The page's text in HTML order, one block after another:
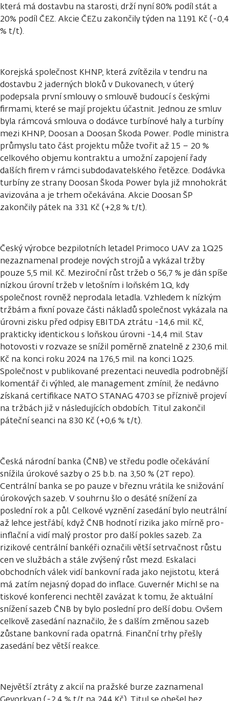
která má dostavbu na starosti, drží nyní 80% podíl stát a
20% podíl ČEZ. Akcie ČEZu zakončily týden na 1191 Kč (-0,4
% t/t).
Korejská společnost KHNP, která zvítězila v tendru na
dostavbu 2 jaderných bloků v Dukovanech, v úterý
podepsala první smlouvy o smlouvě budoucí s českými
firmami, které se mají projektu účastnit. Jednou ze smluv
byla rámcová smlouva o dodávce turbínové haly a turbíny
mezi KHNP, Doosan a Doosan Škoda Power. Podle ministra
průmyslu tato část projektu může tvořit až 15 – 20 %
celkového objemu kontraktu a umožní zapojení řady
dalších firem v rámci subdodavatelského řetězce. Dodávka
turbíny ze strany Doosan Škoda Power byla již mnohokrát
avizována a je trhem očekávána. Akcie Doosan ŠP
zakončily pátek na 331 Kč (+2,8 % t/t).
Český výrobce bezpilotních letadel Primoco UAV za 1Q25
nezaznamenal prodeje nových strojů a vykázal tržby
pouze 5,5 mil. Kč. Meziroční růst tržeb o 56,7 % je dán spíše
nízkou úrovní tržeb v letošním i loňském 1Q, kdy
společnost rovněž neprodala letadla. Vzhledem k nízkým
tržbám a fixní povaze části nákladů společnost vykázala na
úrovni zisku před odpisy EBITDA ztrátu -14,6 mil. Kč,
prakticky identickou s loňskou úrovni -14,4 mil. Stav
hotovosti v rozvaze se snížil poměrně znatelně z 230,6 mil.
Kč na konci roku 2024 na 176,5 mil. na konci 1Q25.
Společnost v publikované prezentaci neuvedla podrobnější
komentář či výhled, ale management zmínil, že nedávno
získaná certifikace NATO STANAG 4703 se příznivě projeví
na tržbách již v následujících obdobích. Titul zakončil
páteční seanci na 830 Kč (+0,6 % t/t).
Česká národní banka (ČNB) ve středu podle očekávání
snížila úrokové sazby o 25 b.b. na 3,50 % (2T repo).
Centrální banka se po pauze v březnu vrátila ke snižování
úrokových sazeb. V souhrnu šlo o desáté snížení za
poslední rok a půl. Celkové vyznění zasedání bylo neutrální
až lehce jestřábí, když ČNB hodnotí rizika jako mírně pro-
inflační a vidí malý prostor pro další pokles sazeb. Za
rizikové centrální bankéři označili větší setrvačnost růstu
cen ve službách a stále zvýšený růst mezd. Eskalaci
obchodních válek vidí bankovní rada jako nejistotu, která
má zatím nejasný dopad do inflace. Guvernér Michl se na
tiskové konferenci nechtěl zavázat k tomu, že aktuální
snížení sazeb ČNB by bylo poslední pro delší dobu. Ovšem
celkově zasedání naznačilo, že s dalším změnou sazeb
zůstane bankovní rada opatrná. Finanční trhy přešly
zasedání bez větší reakce.
Největší ztráty z akcií na pražské burze zaznamenal